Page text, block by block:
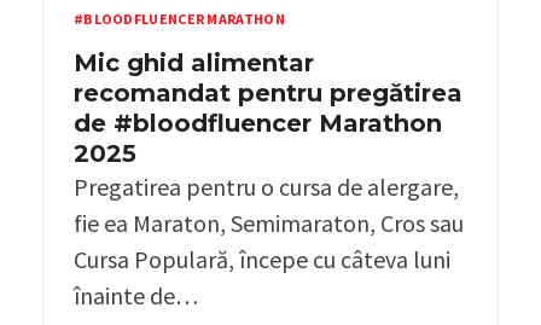
#BLOODFLUENCER MARATHON
Mic ghid alimentar
recomandat pentru pregătirea
de #bloodfluencer Marathon
2025
Pregatirea pentru o cursa de alergare,
fie ea Maraton, Semimaraton, Cros sau
Cursa Populară, începe cu câteva luni
înainte de…